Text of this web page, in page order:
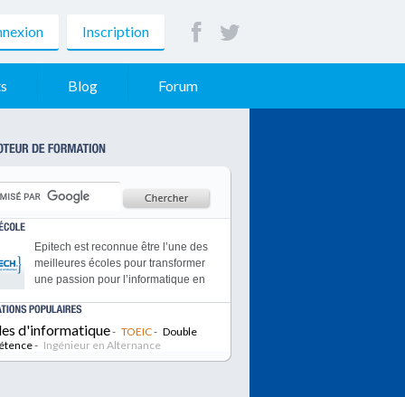
Inscription
Blog Forum
Epitech est reconnue être l’une des
meilleures écoles pour transformer
une passion pour l’informatique en
emplois à fort potentiel comparable
à celui des Grandes Ecoles
traditionnelles.
L'institut Supérieur d'Electronique de
d'informatique- TOEIC- Double
- Ingénieur en Alternance